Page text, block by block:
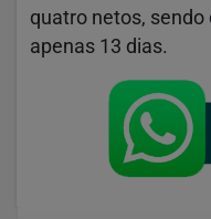
quatro netos, sendo
apenas 13 dias.